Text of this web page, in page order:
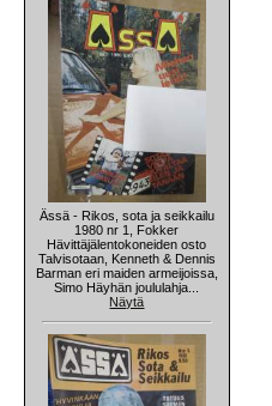
Ässä - Rikos, sota ja seikkailu
1980 nr 1, Fokker
Hävittäjälentokoneiden osto
Talvisotaan, Kenneth & Dennis
Barman eri maiden armeijoissa,
Simo Häyhän joululahja...
Näytä